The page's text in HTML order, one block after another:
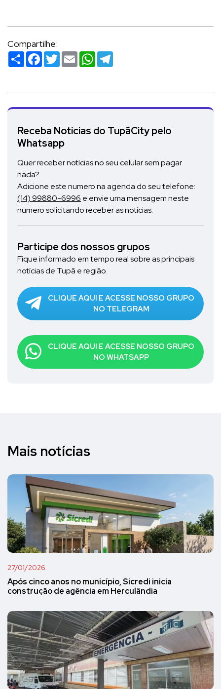
Compartilhe:
Compartilhar
Facebook
TwitterEmailWhatsApp
Receba Notícias do TupãCity pelo
Whatsapp
Quer receber notícias no seu celular sem pagar
nada?
Adicione este numero na agenda do seu telefone:
(14) 99880-6996 e envie uma mensagem neste
numero solicitando receber as notícias.
Participe dos nossos grupos
Fique informado em tempo real sobre as principais
notícias de Tupã e região.
CLIQUE AQUI E ACESSE NOSSO GRUPO
NO TELEGRAM
CLIQUE AQUI E ACESSE NOSSO GRUPO
NO WHATSAPP
Mais notícias
27/01/2026
Após cinco anos no município, Sicredi inicia
construção de agência em Herculândia